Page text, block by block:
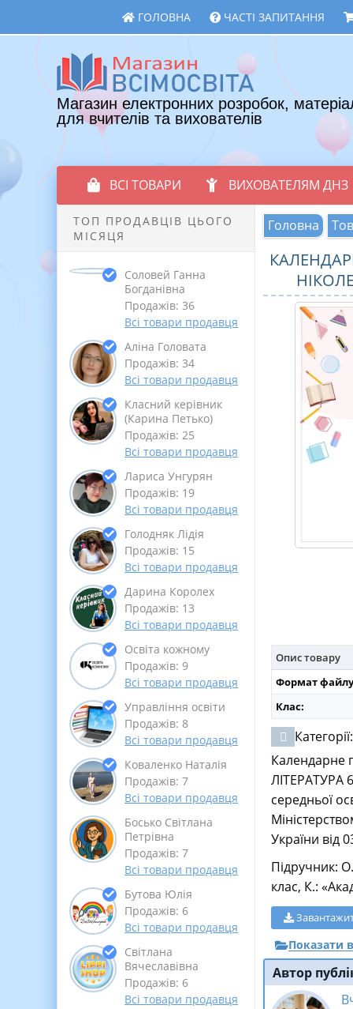
ГОЛОВНА ЧАСТІ ЗАПИТАННЯ
Магазин електронних розробок,
для вчителів та вихователів
ВСІ ТОВАРИ ВИХОВАТЕЛЯМ ДНЗ
ТОП ПРОДАВЦІВ ЦЬОГО
МІСЯЦЯ
Соловей Ганна
Богданівна
Продажів: 36
Всі товари продавця
Аліна Головата
Продажів: 34
Всі товари продавця
Класний керівник
(Карина Петько)
Продажів: 25
Всі товари продавця
Лариса Унгурян
Продажів: 19
Всі товари продавця
Голодняк Лідія
Продажів: 15
Всі товари продавця
Дарина Королех
Продажів: 13
Всі товари продавця
Освіта кожному
Продажів: 9
Всі товари продавця
Управління освіти
Продажів: 8
Всі товари продавця
Коваленко Наталія
Продажів: 7
Всі товари продавця
Босько Світлана
Петрівна
Продажів: 7
Всі товари продавця
Бутова Юлія
Продажів: 6
Всі товари продавця
Світлана
Вячеславівна
Продажів: 6
Всі товари продавця
Головна
Опис товару
Формат
Клас:
Категорії:
Календарне
ЛІТЕРАТУРА
середньої
України від
Підручник: О.
клас, К.:
Показати
Автор